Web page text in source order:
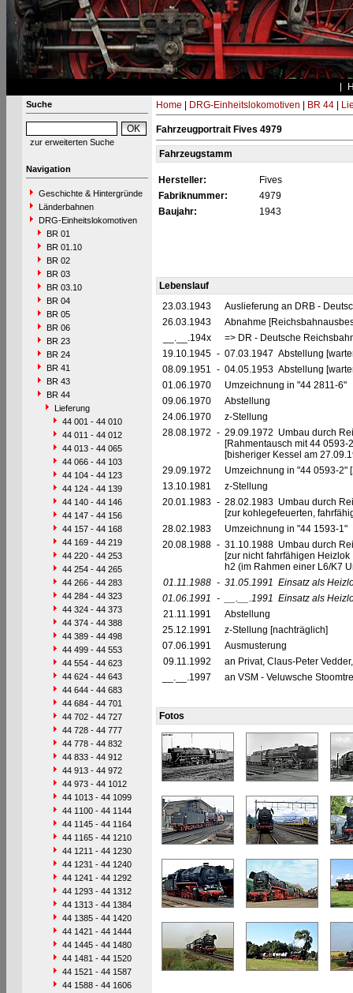
Suche
zur erweiterten Suche
Navigation
Geschichte & Hintergründe
Länderbahnen
DRG-Einheitslokomotiven
BR 01
BR 01.10
BR 02
BR 03
BR 03.10
BR 04
BR 05
BR 06
BR 23
BR 24
BR 41
BR 43
BR 44
Lieferung
44 001 - 44 010
44 011 - 44 012
44 013 - 44 065
44 066 - 44 103
44 104 - 44 123
44 124 - 44 139
44 140 - 44 146
44 147 - 44 156
44 157 - 44 168
44 169 - 44 219
44 220 - 44 253
44 254 - 44 265
44 266 - 44 283
44 284 - 44 323
44 324 - 44 373
44 374 - 44 388
44 389 - 44 498
44 499 - 44 553
44 554 - 44 623
44 624 - 44 643
44 644 - 44 683
44 684 - 44 701
44 702 - 44 727
44 728 - 44 777
44 778 - 44 832
44 833 - 44 912
44 913 - 44 972
44 973 - 44 1012
44 1013 - 44 1099
44 1100 - 44 1144
44 1145 - 44 1164
44 1165 - 44 1210
44 1211 - 44 1230
44 1231 - 44 1240
44 1241 - 44 1292
44 1293 - 44 1312
44 1313 - 44 1384
44 1385 - 44 1420
44 1421 - 44 1444
44 1445 - 44 1480
44 1481 - 44 1520
44 1521 - 44 1587
44 1588 - 44 1606
Home DRG-Einheitslokomotiven BR 44|
Fahrzeugportrait Fives 4979
Fahrzeugstamm
Hersteller:
Fives
Fabriknummer:
4979
Baujahr:
1943
Lebenslauf
23.03.1943
Auslieferung an DRB -
26.03.1943
Abnahme
__.__.194x
=> DR - Deutsche
19.10.1945 - 07.03.1947 Abstellung
08.09.1951 - 04.05.1953 Abstellung
01.06.1970
Umzeichnung in "44 2811-6"
09.06.1970
Abstellung
24.06.1970
z-Stellung
28.08.1972 - 29.09.1972 Umbau durch
[Rahmentausch mit 44
[bisheriger Kessel am
29.09.1972
Umzeichnung in "44 0593-2"
13.10.1981
z-Stellung
20.01.1983 - 28.02.1983 Umbau durch
[zur kohlegefeuerten,
28.02.1983
Umzeichnung in "44 1593-1"
20.08.1988 - 31.10.1988 Umbau durch
[zur nicht fahrfähigen
h2 (im Rahmen einer L6/K7
01.11.1988 - 31.05.1991 Einsatz als
01.06.1991 - __.__.1991 Einsatz als
21.11.1991
Abstellung
25.12.1991
z-Stellung [nachträglich]
07.06.1991
Ausmusterung
09.11.1992
an Privat, Claus-Peter
__.__.1997
an VSM - Veluwsche
Fotos